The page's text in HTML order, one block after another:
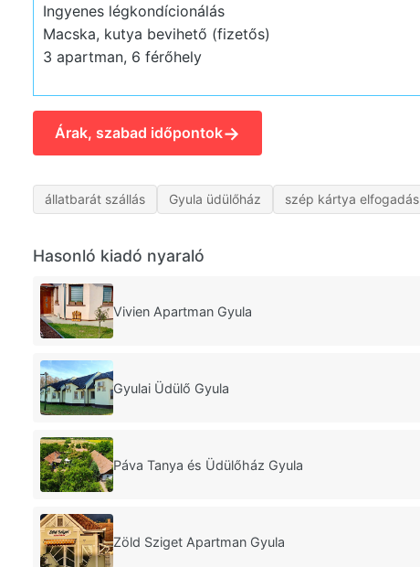
Ingyenes légkondícionálás
Macska, kutya bevihető (fizetős)
3 apartman, 6 férőhely
Árak, szabad időpontok→
állatbarát szállás Gyula üdülőház szép kártya elfogadás
Hasonló kiadó nyaraló
Vivien Apartman Gyula
Gyulai Üdülő Gyula
Páva Tanya és Üdülőház Gyula
Zöld Sziget Apartman Gyula